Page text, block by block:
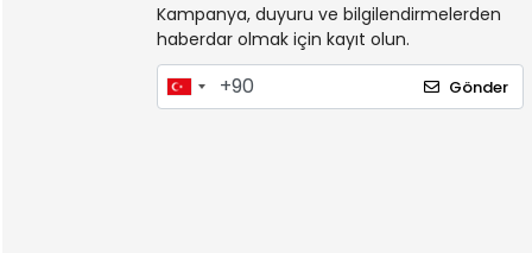
Kampanya, duyuru ve bilgilendirmelerden
haberdar olmak için kayıt olun.
Gönder